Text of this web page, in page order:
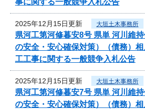
2025年12月15日更新 大垣土木事務所
県河工第河修暮安8号 県単 河川維
の安全・安心確保対策）（債務）
工工事に関する一般競争入札公告
2025年12月15日更新 大垣土木事務所
県河工第河修暮安7号 県単 河川維
の安全・安心確保対策）（債務）